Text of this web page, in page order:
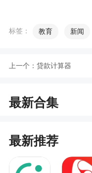
资源的学习！经典
领168元国学大礼包
更新日志
1.优化用户体验
2.修复bug
标签： 教育 新闻
上一个： 贷款计算器
最新合集
最新推荐